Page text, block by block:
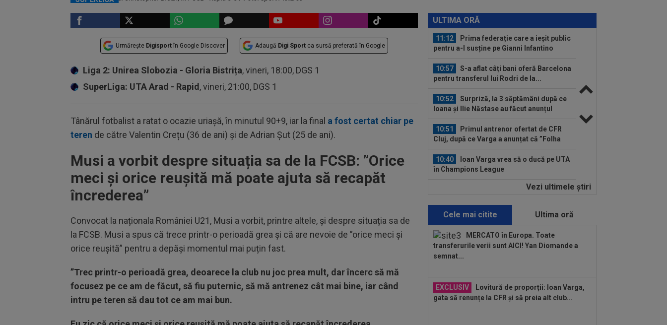
Urmărește Digisport în Google Discover Adaugă Digi Sport ca sursă preferată în Google
Liga 2: Unirea Slobozia - Gloria Bistrița, vineri, 18:00, DGS 1
SuperLiga: UTA Arad - Rapid , vineri, 21:00, DGS 1
Tânărul fotbalist a ratat o ocazie uriașă, în minutul 90+9, iar la final a fost certat chiar pe
teren de către Valentin Crețu (36 de ani) și de Adrian Șut (25 de ani).
Musi a vorbit despre situația sa de la FCSB: ”Orice
meci și orice reușită mă poate ajuta să recapăt
încrederea”
Convocat la naționala României U21, Musi a vorbit, printre altele, și despre situația sa de
la FCSB. Musi a spus că trece printr-o perioadă grea și că are nevoie de ”orice meci și
orice reușită” pentru a depăși momentul mai puțin fast.
”Trec printr-o perioadă grea, deoarece la club nu joc prea mult, dar încerc să mă
focusez pe ce am de făcut, să fiu puternic, să mă antrenez cât mai bine, iar când
intru pe teren să dau tot ce am mai bun.
ULTIMA ORĂ
Baiaram: ”5-6 milioane de euro. E printre
cei mai...
11:12
Prima federație care a ieșit public
pentru a-l susține pe Gianni Infantino
10:57
S-a aflat câți bani oferă Barcelona
pentru transferul lui Rodri de la...
10:52
Surpriză, la 3 săptămâni după ce
Ioana și Ilie Năstase au făcut anunțul
10:51
Primul antrenor ofertat de CFR
Cluj, după ce Varga a anunțat că ”Folha
10:40
Ioan Varga vrea să o ducă pe UTA
în Champions League
Găsit vinovat, după ce Rodri a
11:46
Marius Șumudică a rupt tăcerea!
Ce a spus despre preluarea CFR-ului
11:28
Ce a pățit jucătorul transportat cu
ambulanța la KuPS - Universitatea
și l-a convins să semneze
Vezi ultimele ştiri
Cele mai citite Ultima oră
MERCATO în Europa. Toate
transferurile verii sunt AICI! Yan Diomande a
semnat...
EXCLUSIV
Lovitură de proporții: Ioan Varga,
gata să renunțe la CFR și să preia alt club...